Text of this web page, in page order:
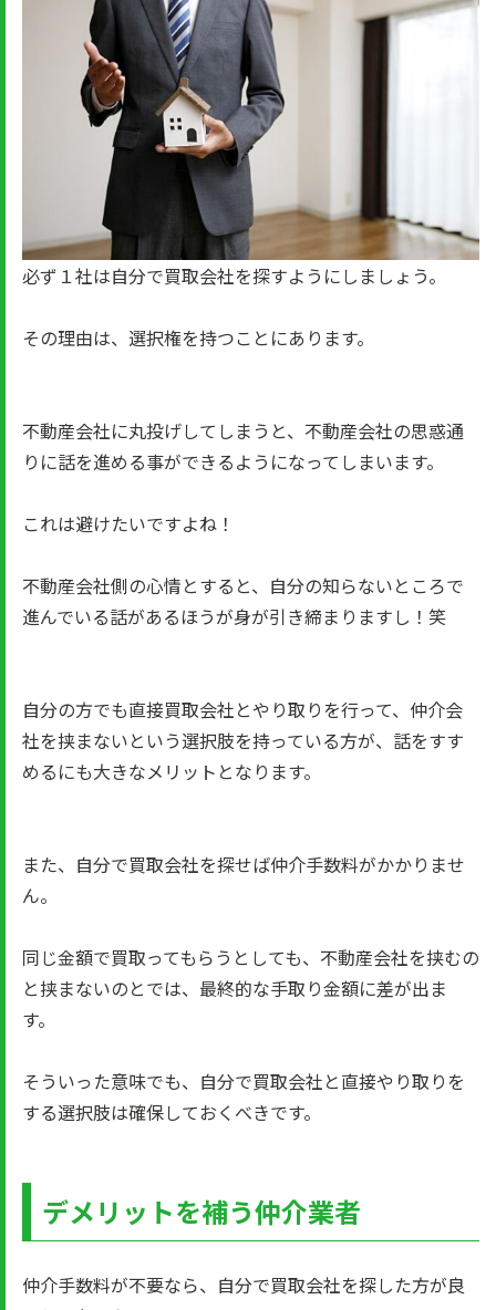
必ず１社は自分で買取会社を探すようにしましょう。
その理由は、選択権を持つことにあります。
不動産会社に丸投げしてしまうと、不動産会社の思惑通
りに話を進める事ができるようになってしまいます。
これは避けたいですよね！
不動産会社側の心情とすると、自分の知らないところで
進んでいる話があるほうが身が引き締まりますし！笑
自分の方でも直接買取会社とやり取りを行って、仲介会
社を挟まないという選択肢を持っている方が、話をすす
めるにも大きなメリットとなります。
また、自分で買取会社を探せば仲介手数料がかかりませ
ん。
同じ金額で買取ってもらうとしても、不動産会社を挟むの
と挟まないのとでは、最終的な手取り金額に差が出ま
す。
そういった意味でも、自分で買取会社と直接やり取りを
する選択肢は確保しておくべきです。
デメリットを補う仲介業者
仲介手数料が不要なら、自分で買取会社を探した方が良